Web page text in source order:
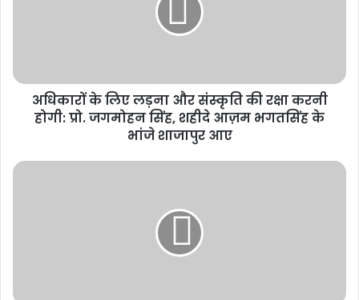
अधिकारों के लिए लड़ना और संस्कृति की रक्षा करनी
होगी: प्रो. जगमोहन सिंह, शहीदे आज़म भगतसिंह के
भांजे शाजापुर आए